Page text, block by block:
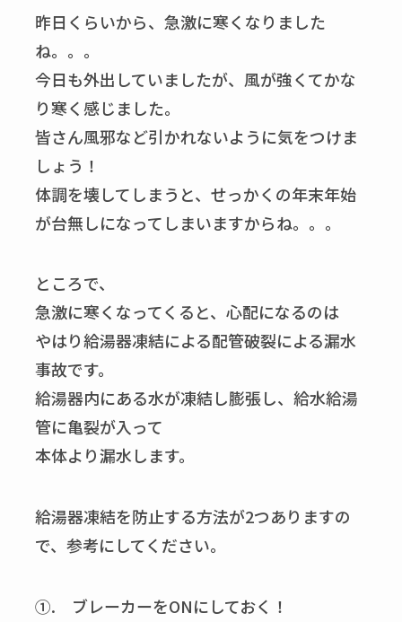
昨日くらいから、急激に寒くなりました
ね。。。
今日も外出していましたが、風が強くてかな
り寒く感じました。
皆さん風邪など引かれないように気をつけま
しょう！
体調を壊してしまうと、せっかくの年末年始
が台無しになってしまいますからね。。。
ところで、
急激に寒くなってくると、心配になるのは
やはり給湯器凍結による配管破裂による漏水
事故です。
給湯器内にある水が凍結し膨張し、給水給湯
管に亀裂が入って
本体より漏水します。
給湯器凍結を防止する方法が2つありますの
で、参考にしてください。
①. ブレーカーをONにしておく！